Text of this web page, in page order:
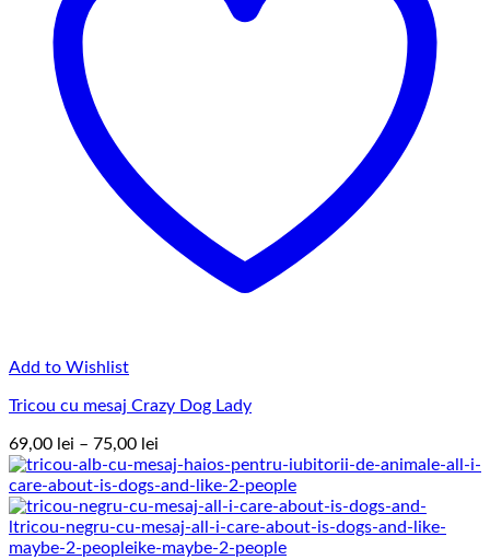
Add to Wishlist
Tricou cu mesaj Crazy Dog Lady
69,00 lei – 75,00 lei
de
prețuri:
69,00 lei
până
la